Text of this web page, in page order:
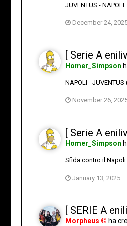
JUVENTUS -
December 24,
[ Serie A
Homer_Simpson
NAPOLI -
November 26,
[ Serie A
Homer_Simpson
Sfida contro il
January 13, 2025
[ SERIE A
Morpheus © ha